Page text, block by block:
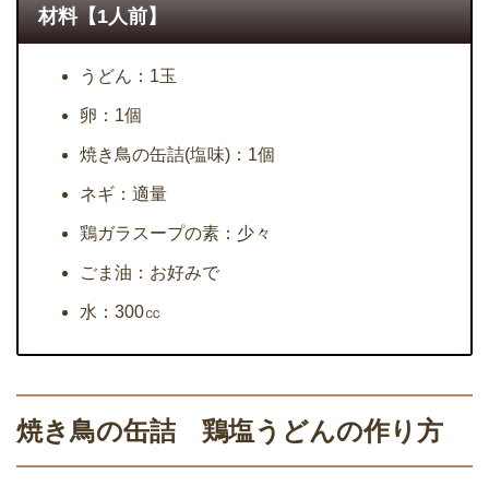
材料【1人前】
うどん：1玉
卵：1個
焼き鳥の缶詰(塩味)：1個
ネギ：適量
鶏ガラスープの素：少々
ごま油：お好みで
水：300㏄
焼き鳥の缶詰 鶏塩うどんの作り方